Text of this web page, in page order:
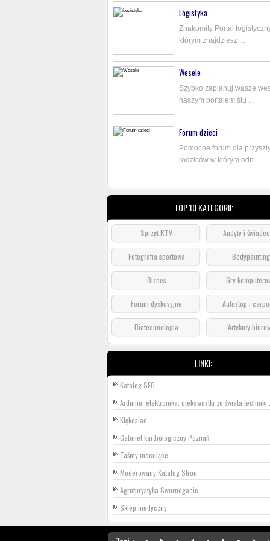
Logistyka
Znakomity Portal
którym znajdziesz ...
Wesele
Szybko zaplanuj wasze
naszym portalem ślu ...
Forum dzieci
Pomocne forum dla
rodziców w którym odn ...
TOP 10 KATEGORII:
Sprzęt RTV Audyty i
Fotografia sportowa Bodypainting
Biznes Gry
Forum dyskusyjne Autostop i
Biotechnologia Artykuły
LINKI:
Katalog SEO
Arduino, elektronika, ciekawostki ze świata techniki
Klękosiad
Gabinet kardiologiczny Poznań
Taśmy mocujące
Moderowany Katalog Stron
Agroturystyka Swornegacie
Sklep medyczny